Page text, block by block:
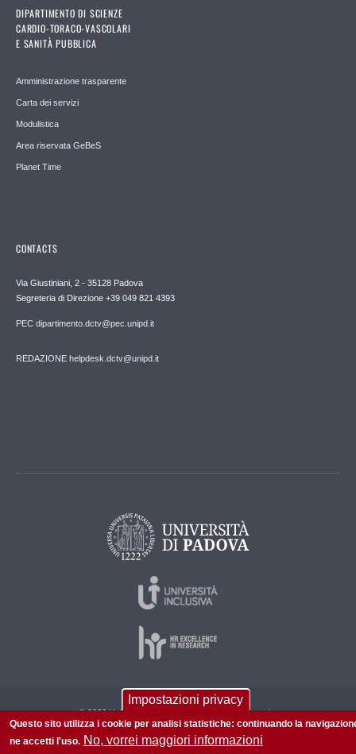
DIPARTIMENTO DI SCIENZE
CARDIO-TORACO-VASCOLARI
E SANITÀ PUBBLICA
Amministrazione trasparente
Carta dei servizi
Modulistica
Area riservata GeBeS
Planet Time
CONTACTS
Via Giustiniani, 2 - 35128 Padova
Segreteria di Direzione +39 049 821 4393
PEC dipartimento.dctv@pec.unipd.it
REDAZIONE helpdesk.dctv@unipd.it
© 2026 Università di Padova - Tutti i diritti riservati
P.I. 00742430283 C.F. 80006480281
Impostazioni privacy
Questo sito utilizza i cookie per analisi statistiche: continuando la
ne accetti l'uso. No, vorrei maggiori informazioni